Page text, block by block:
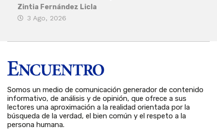
Zintia Fernández Licla
3 Ago, 2026
Somos un medio de comunicación generador de contenido
informativo, de análisis y de opinión, que ofrece a sus
lectores una aproximación a la realidad orientada por la
búsqueda de la verdad, el bien común y el respeto a la
persona humana.